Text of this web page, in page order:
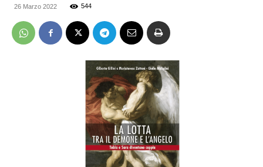
26 Marzo 2022 544